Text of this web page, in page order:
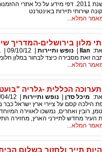
לשנת 2011. דפי מידע על כל אתרי
שירותי תיירות באינטרנט
המלא...
מלון בירושלים-המדריך
Ilan נופש ותיירות 09/10/12
זאת מסבירה כיצד לבחור במלון
המלא...
הכללית -גלריה
מיכל סדן נופש ותיירות 12
הילכה קסם על ציירי ארץ ישראל כבר
רובין ואחרים, נמשכו לאווירה
העיר מחדש לתיירני הארץ, מחזירה
המלא...
תייר ולחזור בשלום